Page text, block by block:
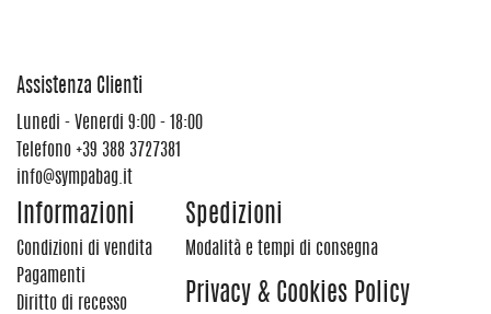
Assistenza Clienti
Lunedi - Venerdi 9:00 - 18:00
Telefono +39 388 3727381
info@sympabag.it
Informazioni
Condizioni di vendita
Pagamenti
Diritto di recesso
Spedizioni
Modalità e tempi di consegna
Privacy & Cookies Policy